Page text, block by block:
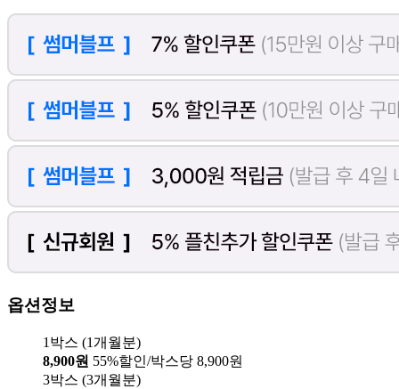
옵션정보
1박스 (1개월분)
8,900원 55%할인/박스당 8,900원
3박스 (3개월분)